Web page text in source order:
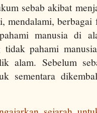
sebab akibat
mendalami, berbagai
manusia di
tidak pahami
alam. Sebelum
sementara